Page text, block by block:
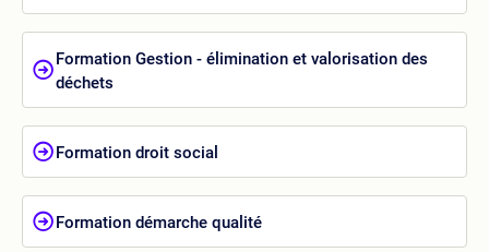
Formation Gestion - élimination et valorisation des
déchets
Formation droit social
Formation démarche qualité